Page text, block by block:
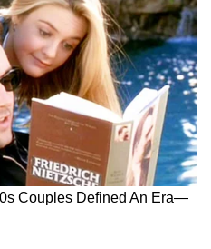
एक Reel और सीधे 3 लाख रुपये!
बिहार सरकार का ऐलान सुन कंटेंट
क्रिएटर्स की हो गई मौज!